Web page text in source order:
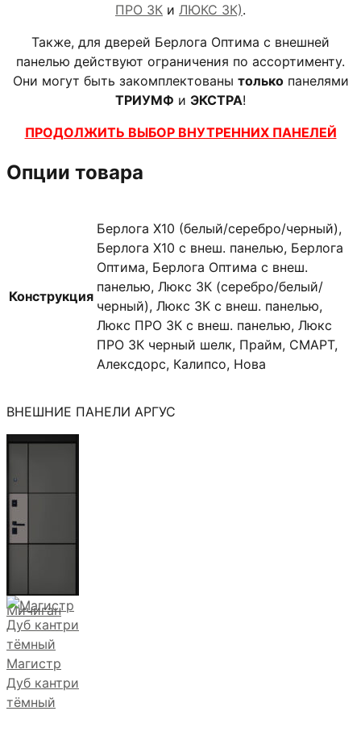
ПРО 3К и ЛЮКС 3К).
Также, для дверей Берлога Оптима с внешней
панелью действуют ограничения по ассортименту.
Они могут быть закомплектованы толькопанелями
ТРИУМФ и ЭКСТРА!
ПРОДОЛЖИТЬ ВЫБОР ВНУТРЕННИХ ПАНЕЛЕЙ
Опции товара
Конструкция
Берлога X10 (белый/серебро/черный),
Берлога X10 с внеш. панелью, Берлога
Оптима, Берлога Оптима с внеш.
панелью, Люкс 3К (серебро/белый/
черный), Люкс 3К с внеш. панелью,
Люкс ПРО 3К с внеш. панелью, Люкс
ПРО 3К черный шелк, Прайм, СМАРТ,
Алексдорс, Калипсо, Нова
ВНЕШНИЕ ПАНЕЛИ АРГУС
Мичиган
Магистр
Дуб кантри
тёмный